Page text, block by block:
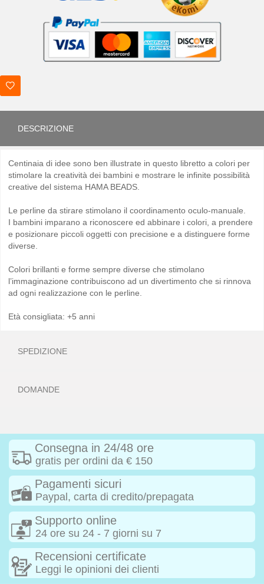
DESCRIZIONE
Centinaia di idee sono ben illustrate in questo libretto a colori per
stimolare la creatività dei bambini e mostrare le infinite possibilità
creative del sistema HAMA BEADS.
Le perline da stirare stimolano il coordinamento oculo-manuale.
I bambini imparano a riconoscere ed abbinare i colori, a prendere
e posizionare piccoli oggetti con precisione e a distinguere forme
diverse.
Colori brillanti e forme sempre diverse che stimolano
l’immaginazione contribuiscono ad un divertimento che si rinnova
ad ogni realizzazione con le perline.
Età consigliata: +5 anni
SPEDIZIONE
DOMANDE
Consegna in 24/48 ore
gratis per ordini da € 150
Pagamenti sicuri
Paypal, carta di credito/prepagata
Supporto online
24 ore su 24 - 7 giorni su 7
Recensioni certificate
Leggi le opinioni dei clienti